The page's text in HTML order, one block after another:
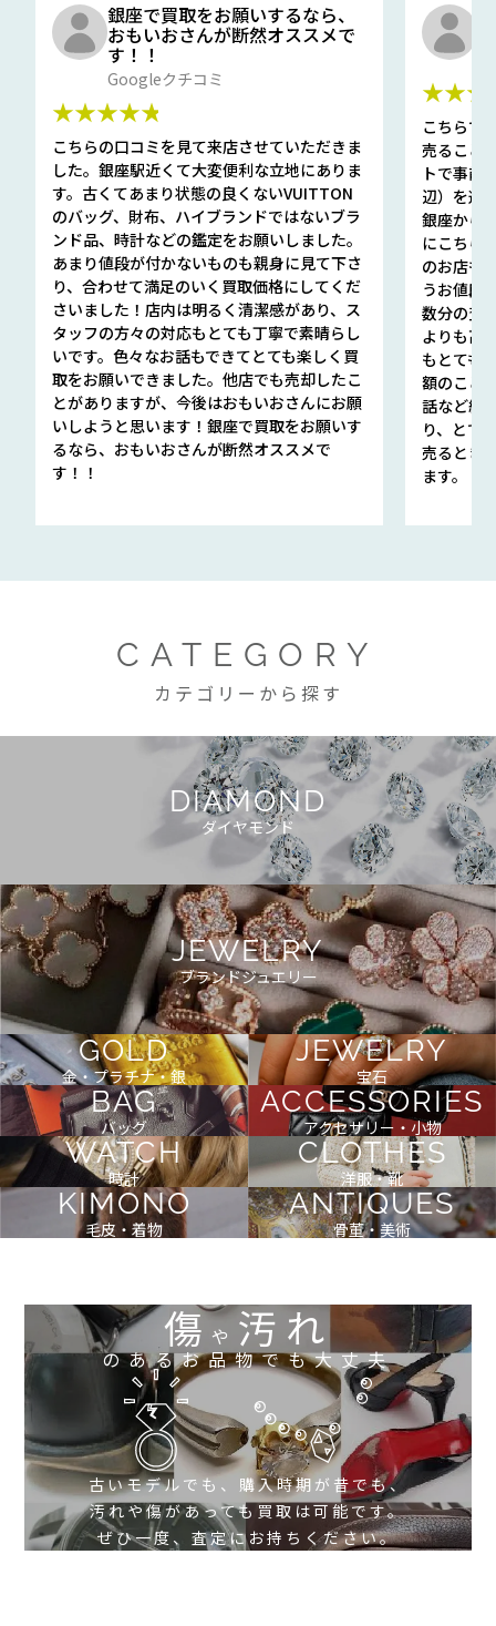
銀座で買取をお願いするなら、
おもいおさんが断然オススメで
す！！
Googleクチコミ
★★★★★
こちらの口コミを見て来店させていただきま
した。銀座駅近くて大変便利な立地にありま
す。古くてあまり状態の良くないVUITTON
のバッグ、財布、ハイブランドではないブラ
ンド品、時計などの鑑定をお願いしました。
あまり値段が付かないものも親身に見て下さ
り、合わせて満足のいく買取価格にしてくだ
さいました！店内は明るく清潔感があり、ス
タッフの方々の対応もとても丁寧で素晴らし
いです。色々なお話もできてとても楽しく買
取をお願いできました。他店でも売却したこ
とがありますが、今後はおもいおさんにお願
いしようと思います！銀座で買取をお願いす
るなら、おもいおさんが断然オススメで
す！！
こちらで
売ること
トで事前
辺）を選
銀座から
にこちら
のお店も
うお値段
数分の査
よりも高
もとても
額のこと
話など細
り、とて
売るとき
ます。
CATEGORY
カテゴリーから探す
DIAMOND
ダイヤモンド
JEWELRY
ブランドジュエリー
GOLD
金・プラチナ・銀
JEWELRY
宝石
BAG
バッグ
ACCESSORIES
アクセサリー・小物
WATCH
時計
CLOTHES
洋服・靴
KIMONO
毛皮・着物
ANTIQUES
骨董・美術
傷や 汚れ
のあるお品物でも大丈夫
古いモデルでも、購入時期が昔でも、
汚れや傷があっても買取は可能です。
ぜひ一度、査定にお持ちください。